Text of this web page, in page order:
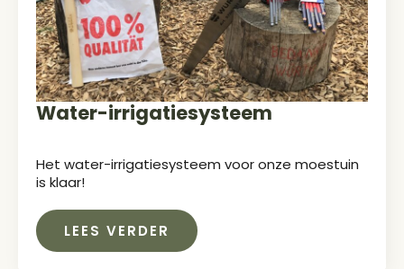
Water-irrigatiesysteem
Het water-irrigatiesysteem voor onze moestuin
is klaar!
LEES VERDER